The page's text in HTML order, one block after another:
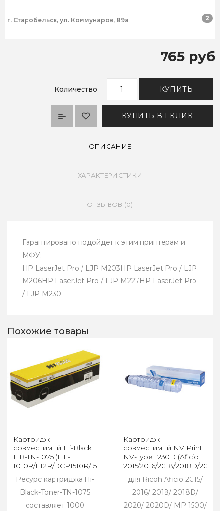
г. Старобельск, ул. Коммунаров, 89а 2
765 руб
Количество КУПИТЬ
КУПИТЬ В 1 КЛИК
ОПИСАНИЕ
ХАРАКТЕРИСТИКИ
ОТЗЫВОВ (0)
Гарантировано подойдет к этим принтерам и
МФУ:
HP LaserJet Pro / LJP M203HP LaserJet Pro / LJP
M206HP LaserJet Pro / LJP M227HP LaserJet Pro
/ LJP M230
Похожие товары
Картридж
совместимый Hi-Black
HB-TN-1075 (HL-
1010R/1112R/DCP1510R/1512/MFC1810R),
1K
Ресурс картриджа Hi-
Black-Toner-TN-1075
составляет 1000
Картридж
совместимый NV Print
NV-Type 1230D (Aficio
2015/2016/2018/2018D/
для Ricoh Aficio 2015/
2016/ 2018/ 2018D/
2020/ 2020D/ MP 1500/